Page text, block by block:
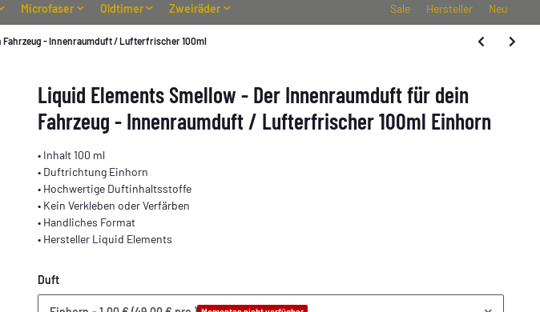
Microfaser Oldtimer Zweiräder Sale Hersteller Neu
- Innenraumduft / Lufterfrischer 100ml
Liquid Elements Smellow - Der Innenraumduft für dein
Fahrzeug - Innenraumduft / Lufterfrischer 100ml Einhorn
• Inhalt 100 ml
• Duftrichtung Einhorn
• Hochwertige Duftinhaltsstoffe
• Kein Verkleben oder Verfärben
• Handliches Format
• Hersteller Liquid Elements
Duft